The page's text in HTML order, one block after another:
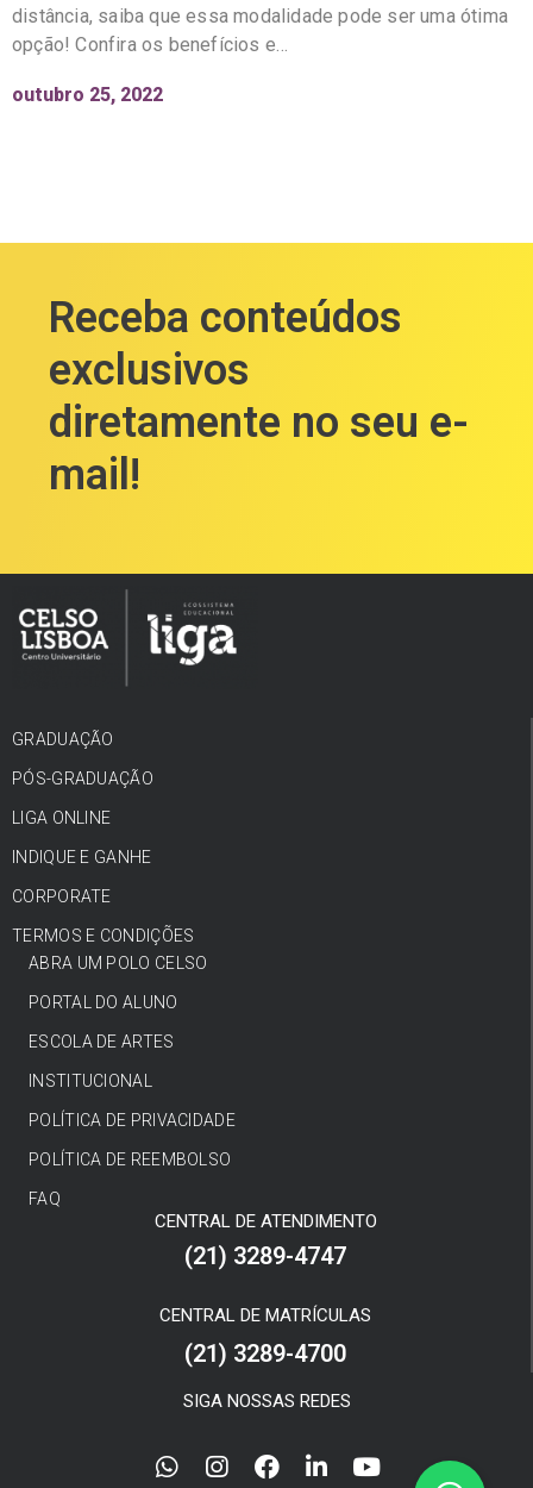
distância, saiba que essa modalidade pode ser uma ótima
opção! Confira os benefícios e…
outubro 25, 2022
Receba conteúdos
exclusivos
diretamente no seu e-
mail!
GRADUAÇÃO
PÓS-GRADUAÇÃO
LIGA ONLINE
INDIQUE E GANHE
CORPORATE
TERMOS E CONDIÇÕES
ABRA UM POLO CELSO
PORTAL DO ALUNO
ESCOLA DE ARTES
INSTITUCIONAL
POLÍTICA DE PRIVACIDADE
POLÍTICA DE REEMBOLSO
FAQ
CENTRAL DE ATENDIMENTO
(21) 3289-4747
CENTRAL DE MATRÍCULAS
(21) 3289-4700
SIGA NOSSAS REDES